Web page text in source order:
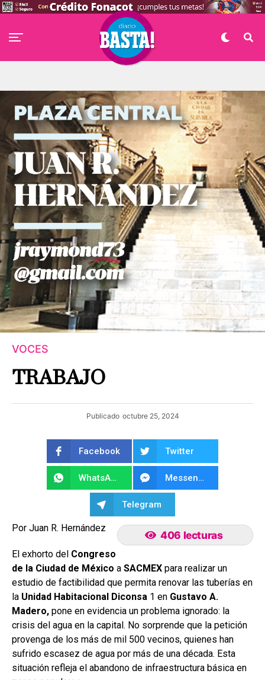
VOCES
TRABAJO
Publicado octubre 25, 2024
Facebook Twitter
WhatsApp Messenger
Telegram
406 lecturas
Por Juan R. Hernández
El exhorto del Congreso
de la Ciudad de México a SACMEX para realizar un
estudio de factibilidad que permita renovar las tuberías en
la Unidad Habitacional Diconsa 1 en Gustavo A.
Madero, pone en evidencia un problema ignorado: la
crisis del agua en la capital. No sorprende que la petición
provenga de los más de mil 500 vecinos, quienes han
sufrido escasez de agua por más de una década. Esta
situación refleja el abandono de infraestructura básica en